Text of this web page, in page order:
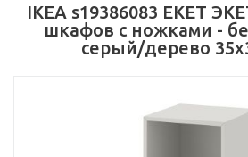
IKEA s19386083 EKET
шкафов с ножками -
серый/дерево